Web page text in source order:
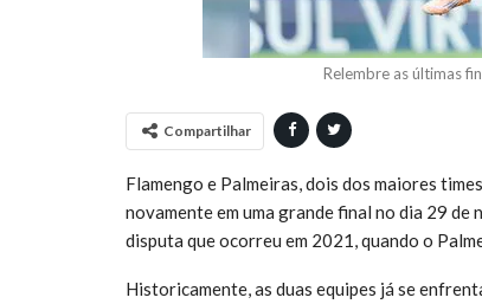
Relembre as últimas
Compartilhar
Flamengo e Palmeiras, dois dos maiores
novamente em uma grande final no dia 29
disputa que ocorreu em 2021, quando o
Historicamente, as duas equipes já se